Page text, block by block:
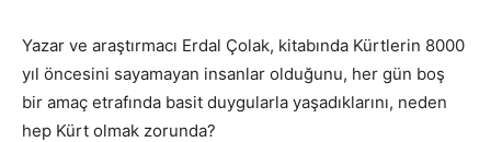
Yazar ve araştırmacı Erdal Çolak, kitabında Kürtlerin 8000
yıl öncesini sayamayan insanlar olduğunu, her gün boş
bir amaç etrafında basit duygularla yaşadıklarını, neden
hep Kürt olmak zorunda?